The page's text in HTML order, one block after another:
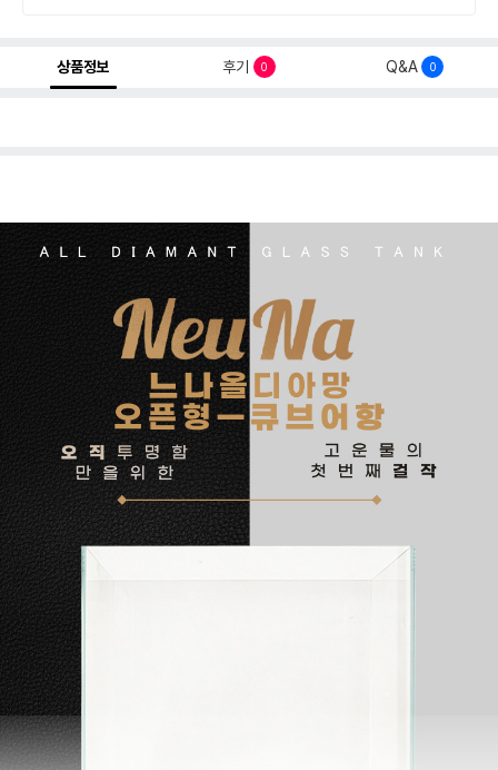
상품정보 후기 0 Q&A 0